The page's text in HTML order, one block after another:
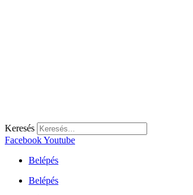
Keresés
FacebookYoutube
Belépés
Belépés